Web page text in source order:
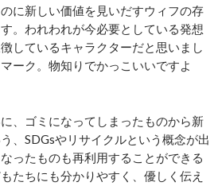
に新しい価値を見いだすウィフの存
。われわれが今必要としている発想
しているキャラクターだと思いまし
ーク。物知りでかっこいいですよ
、ゴミになってしまったものから新
、SDGsやリサイクルという概念が出
ったものも再利用することができる
たちにも分かりやすく、優しく伝え